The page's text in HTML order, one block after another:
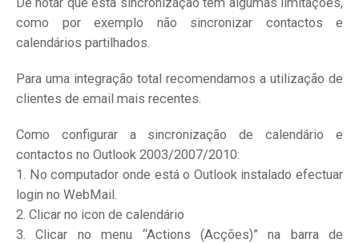
como por exemplo não sincronizar contactos e
calendários partilhados.
Para uma integração total recomendamos a utilização de
clientes de email mais recentes.
Como configurar a sincronização de calendário e
contactos no Outlook 2003/2007/2010:
1. No computador onde está o Outlook instalado efectuar
login no WebMail.
2. Clicar no icon de calendário
3. Clicar no menu “Actions (Acções)” na barra de